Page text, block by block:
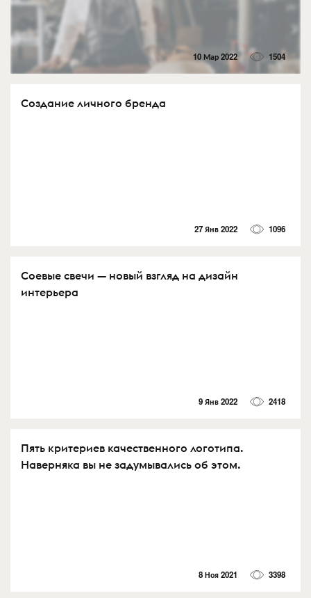
10 Мар 2022 1504
Создание личного бренда
27 Янв 2022 1096
Соевые свечи — новый взгляд на дизайн
интерьера
9 Янв 2022 2418
Пять критериев качественного логотипа.
Наверняка вы не задумывались об этом.
8 Ноя 2021 3398